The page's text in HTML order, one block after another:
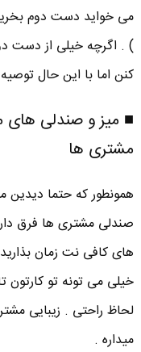
می خواید دست دوم بخرید
) . اگرچه خیلی از دست
کنن اما با این حال
■ میز و صندلی های
مشتری ها
همونطور که حتما دیدین
صندلی مشتری ها فرق
های کافی نت زمان
خیلی می تونه تو کارتون
لحاظ راحتی . زیبایی
میداره .